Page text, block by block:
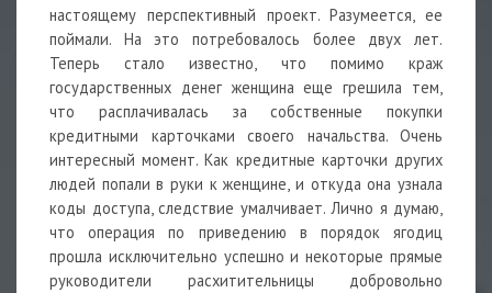
настоящему перспективный проект. Разумеется, ее
поймали. На это потребовалось более двух лет.
Теперь стало известно, что помимо краж
государственных денег женщина еще грешила тем,
что расплачивалась за собственные покупки
кредитными карточками своего начальства. Очень
интересный момент. Как кредитные карточки других
людей попали в руки к женщине, и откуда она узнала
коды доступа, следствие умалчивает. Лично я думаю,
что операция по приведению в порядок ягодиц
прошла исключительно успешно и некоторые прямые
руководители расхитительницы добровольно